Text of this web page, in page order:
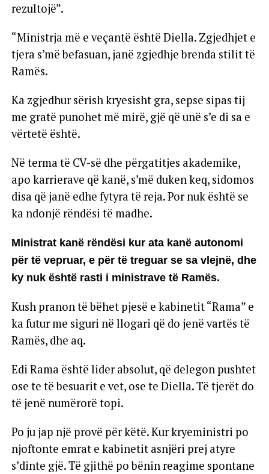
rezultojë”.
“Ministrja më e veçantë është Diella. Zgjedhjet e
tjera s’më befasuan, janë zgjedhje brenda stilit të
Ramës.
Ka zgjedhur sërish kryesisht gra, sepse sipas tij
me gratë punohet më mirë, gjë që unë s’e di sa e
vërtetë është.
Në terma të CV-së dhe përgatitjes akademike,
apo karrierave që kanë, s’më duken keq, sidomos
disa që janë edhe fytyra të reja. Por nuk është se
ka ndonjë rëndësi të madhe.
Ministrat kanë rëndësi kur ata kanë autonomi
për të vepruar, e për të treguar se sa vlejnë, dhe
ky nuk është rasti i ministrave të Ramës.
Kush pranon të bëhet pjesë e kabinetit “Rama” e
ka futur me siguri në llogari që do jenë vartës të
Ramës, dhe aq.
Edi Rama është lider absolut, që delegon pushtet
ose te të besuarit e vet, ose te Diella. Të tjerët do
të jenë numërorë topi.
Po ju jap një provë për këtë. Kur kryeministri po
njoftonte emrat e kabinetit asnjëri prej atyre
s’dinte gjë. Të gjithë po bënin reagime spontane